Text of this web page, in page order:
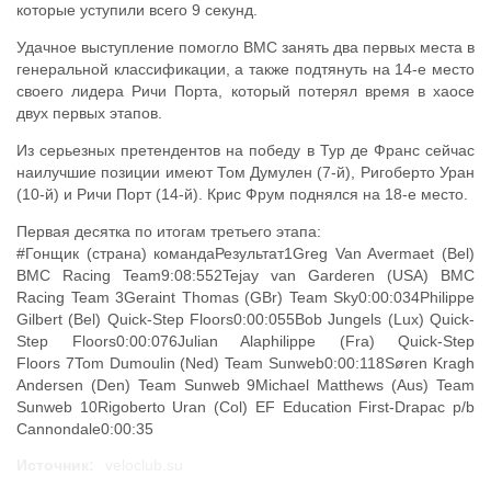
которые уступили всего 9 секунд.
Удачное выступление помогло BMC занять два первых места в
генеральной классификации, а также подтянуть на 14-е место
своего лидера Ричи Порта, который потерял время в хаосе
двух первых этапов.
Из серьезных претендентов на победу в Тур де Франс сейчас
наилучшие позиции имеют Том Думулен (7-й), Ригоберто Уран
(10-й) и Ричи Порт (14-й). Крис Фрум поднялся на 18-е место.
Первая десятка по итогам третьего этапа:
#Гонщик (страна) командаРезультат1Greg Van Avermaet (Bel)
BMC Racing Team9:08:552Tejay van Garderen (USA) BMC
Racing Team 3Geraint Thomas (GBr) Team Sky0:00:034Philippe
Gilbert (Bel) Quick-Step Floors0:00:055Bob Jungels (Lux) Quick-
Step Floors0:00:076Julian Alaphilippe (Fra) Quick-Step
Floors 7Tom Dumoulin (Ned) Team Sunweb0:00:118Søren Kragh
Andersen (Den) Team Sunweb 9Michael Matthews (Aus) Team
Sunweb 10Rigoberto Uran (Col) EF Education First-Drapac p/b
Cannondale0:00:35